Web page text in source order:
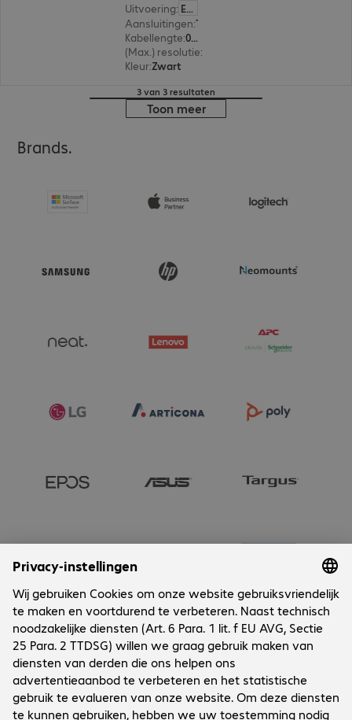
Uitvoering: Europa
Aansluitingen:
Kabellengte: 0,5 m
(Max.) resolutie:
Kleur:Zwart
3 van 3 resultaten
Toon meer
Brands.
Onderneming
Cookies